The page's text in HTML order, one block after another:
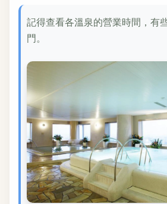
記得查看各溫泉的營業時間，有
門。